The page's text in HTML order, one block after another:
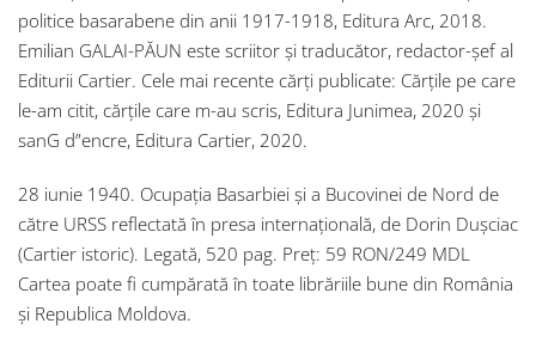
politice basarabene din anii 1917-1918, Editura Arc, 2018.
Emilian GALAI-PĂUN este scriitor și traducător, redactor-șef al
Editurii Cartier. Cele mai recente cărți publicate: Cărțile pe care
le-am citit, cărțile care m-au scris, Editura Junimea, 2020 și
sanG d”encre, Editura Cartier, 2020.
28 iunie 1940. Ocupația Basarbiei și a Bucovinei de Nord de
către URSS reflectată în presa internațională, de Dorin Dușciac
(Cartier istoric). Legată, 520 pag. Preț: 59 RON/249 MDL
Cartea poate fi cumpărată în toate librăriile bune din România
și Republica Moldova.